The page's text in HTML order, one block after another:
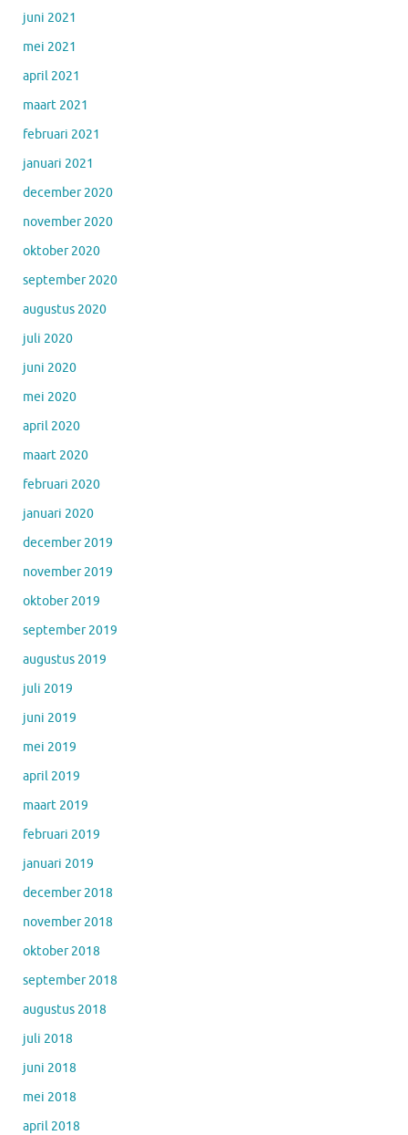
juni 2021
mei 2021
april 2021
maart 2021
februari 2021
januari 2021
december 2020
november 2020
oktober 2020
september 2020
augustus 2020
juli 2020
juni 2020
mei 2020
april 2020
maart 2020
februari 2020
januari 2020
december 2019
november 2019
oktober 2019
september 2019
augustus 2019
juli 2019
juni 2019
mei 2019
april 2019
maart 2019
februari 2019
januari 2019
december 2018
november 2018
oktober 2018
september 2018
augustus 2018
juli 2018
juni 2018
mei 2018
april 2018